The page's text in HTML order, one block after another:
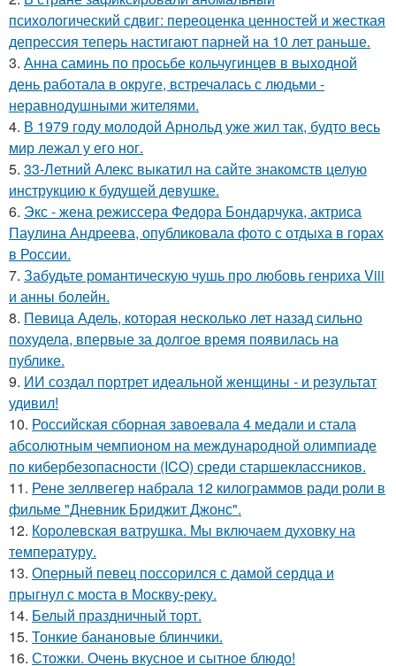
психологический сдвиг: переоценка ценностей и жесткая
депрессия теперь настигают парней на 10 лет раньше.
3. Анна саминь по просьбе кольчугинцев в выходной
день работала в округе, встречалась с людьми -
неравнодушными жителями.
4. В 1979 году молодой Арнольд уже жил так, будто весь
мир лежал у его ног.
5. 33-Летний Алекс выкатил на сайте знакомств целую
инструкцию к будущей девушке.
6. Экс - жена режиссера Федора Бондарчука, актриса
Паулина Андреева, опубликовала фото с отдыха в горах
в России.
7. Забудьте романтическую чушь про любовь генриха Viii
и анны болейн.
8. Певица Адель, которая несколько лет назад сильно
похудела, впервые за долгое время появилась на
публике.
9. ИИ создал портрет идеальной женщины - и результат
удивил!
10. Российская сборная завоевала 4 медали и стала
абсолютным чемпионом на международной олимпиаде
по кибербезопасности (ICO) среди старшеклассников.
11. Рене зеллвегер набрала 12 килограммов ради роли в
фильме "Дневник Бриджит Джонс".
12. Королевская ватрушка. Мы включаем духовку на
температуру.
13. Оперный певец поссорился с дамой сердца и
прыгнул с моста в Москву-реку.
14. Белый праздничный торт.
15. Тонкие банановые блинчики.
16. Стожки. Очень вкусное и сытное блюдо!